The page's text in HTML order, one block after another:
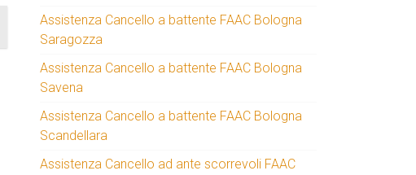
Assistenza Cancello a battente FAAC Bologna
Saragozza
Assistenza Cancello a battente FAAC Bologna
Savena
Assistenza Cancello a battente FAAC Bologna
Scandellara
Assistenza Cancello ad ante scorrevoli FAAC